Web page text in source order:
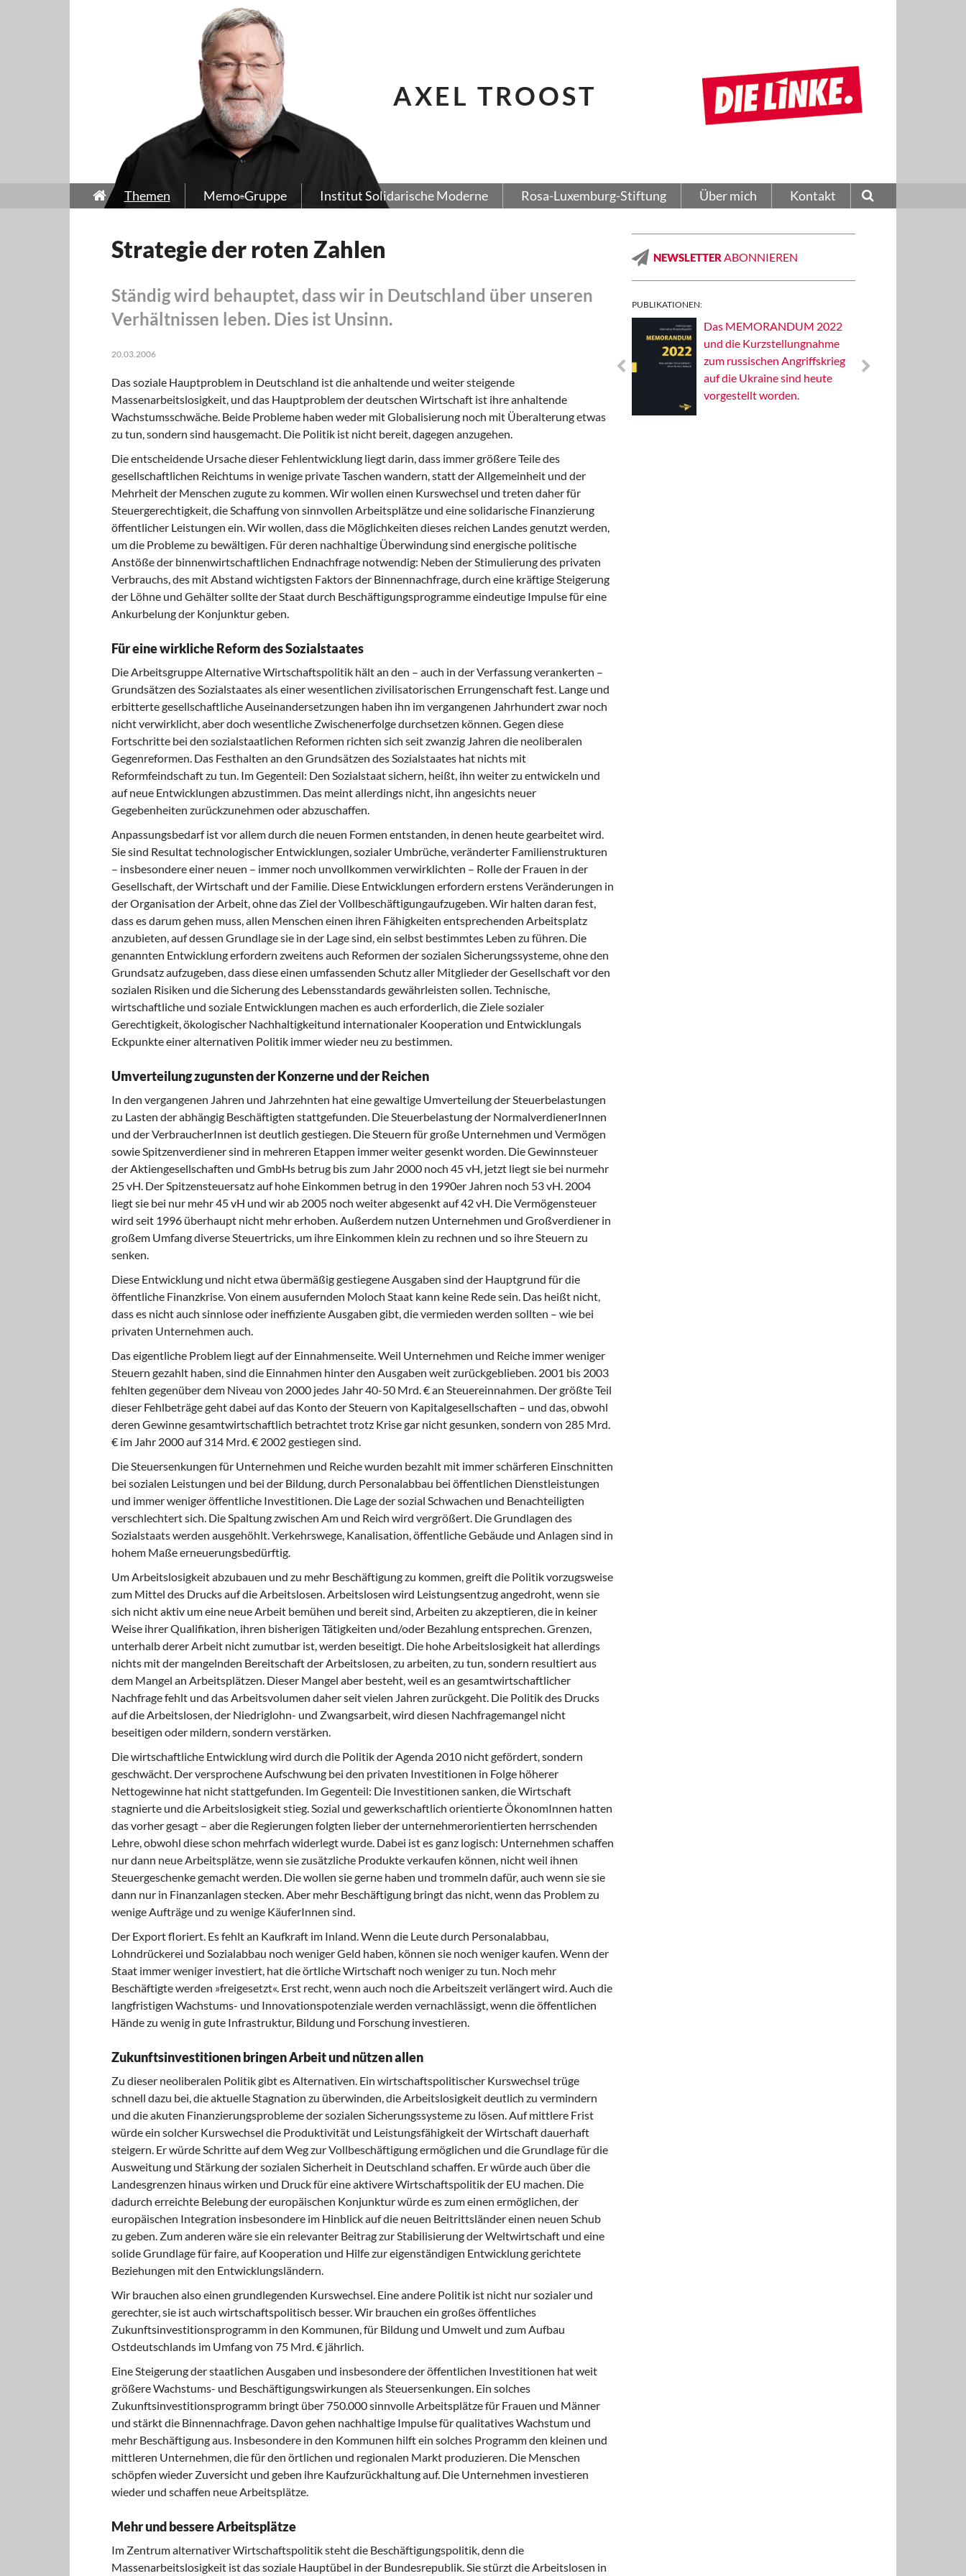
AXEL TROOST
Themen Memo-Gruppe Institut Solidarische Moderne Rosa-Luxemburg-Stiftung Über mich Kontakt
Strategie der roten Zahlen
Ständig wird behauptet, dass wir in Deutschland über unseren
Verhältnissen leben. Dies ist Unsinn.
20.03.2006
Das soziale Hauptproblem in Deutschland ist die anhaltende und weiter steigende
Massenarbeitslosigkeit, und das Hauptproblem der deutschen Wirtschaft ist ihre anhaltende
Wachstumsschwäche. Beide Probleme haben weder mit Globalisierung noch mit Überalterung etwas
zu tun, sondern sind hausgemacht. Die Politik ist nicht bereit, dagegen anzugehen.
Die entscheidende Ursache dieser Fehlentwicklung liegt darin, dass immer größere Teile des
gesellschaftlichen Reichtums in wenige private Taschen wandern, statt der Allgemeinheit und der
Mehrheit der Menschen zugute zu kommen. Wir wollen einen Kurswechsel und treten daher für
Steuergerechtigkeit, die Schaffung von sinnvollen Arbeitsplätze und eine solidarische Finanzierung
öffentlicher Leistungen ein. Wir wollen, dass die Möglichkeiten dieses reichen Landes genutzt werden,
um die Probleme zu bewältigen. Für deren nachhaltige Überwindung sind energische politische
Anstöße der binnenwirtschaftlichen Endnachfrage notwendig: Neben der Stimulierung des privaten
Verbrauchs, des mit Abstand wichtigsten Faktors der Binnennachfrage, durch eine kräftige Steigerung
der Löhne und Gehälter sollte der Staat durch Beschäftigungsprogramme eindeutige Impulse für eine
Ankurbelung der Konjunktur geben.
Für eine wirkliche Reform des Sozialstaates
Die Arbeitsgruppe Alternative Wirtschaftspolitik hält an den – auch in der Verfassung verankerten –
Grundsätzen des Sozialstaates als einer wesentlichen zivilisatorischen Errungenschaft fest. Lange und
erbitterte gesellschaftliche Auseinandersetzungen haben ihn im vergangenen Jahrhundert zwar noch
nicht verwirklicht, aber doch wesentliche Zwischenerfolge durchsetzen können. Gegen diese
Fortschritte bei den sozialstaatlichen Reformen richten sich seit zwanzig Jahren die neoliberalen
Gegenreformen. Das Festhalten an den Grundsätzen des Sozialstaates hat nichts mit
Reformfeindschaft zu tun. Im Gegenteil: Den Sozialstaat sichern, heißt, ihn weiter zu entwickeln und
auf neue Entwicklungen abzustimmen. Das meint allerdings nicht, ihn angesichts neuer
Gegebenheiten zurückzunehmen oder abzuschaffen.
Anpassungsbedarf ist vor allem durch die neuen Formen entstanden, in denen heute gearbeitet wird.
Sie sind Resultat technologischer Entwicklungen, sozialer Umbrüche, veränderter Familienstrukturen
– insbesondere einer neuen – immer noch unvollkommen verwirklichten – Rolle der Frauen in der
Gesellschaft, der Wirtschaft und der Familie. Diese Entwicklungen erfordern erstensVeränderungen in
der Organisation der Arbeit, ohne das Ziel der Vollbeschäftigungaufzugeben. Wir halten daran fest,
dass es darum gehen muss, allen Menschen einen ihren Fähigkeiten entsprechenden Arbeitsplatz
anzubieten, auf dessen Grundlage sie in der Lage sind, ein selbst bestimmtes Leben zu führen. Die
genannten Entwicklung erfordern zweitensauch Reformen der sozialen Sicherungssysteme, ohne den
Grundsatz aufzugeben, dass diese einen umfassenden Schutz aller Mitglieder der Gesellschaft vor den
sozialen Risiken und die Sicherung des Lebensstandards gewährleisten sollen. Technische,
wirtschaftliche und soziale Entwicklungen machen es auch erforderlich, die Ziele sozialer
Gerechtigkeit, ökologischer Nachhaltigkeitund internationaler Kooperation und Entwicklungals
Eckpunkte einer alternativen Politik immer wieder neu zu bestimmen.
Umverteilung zugunsten der Konzerne und der Reichen
In den vergangenen Jahren und Jahrzehnten hat eine gewaltige Umverteilung der Steuerbelastungen
zu Lasten der abhängig Beschäftigten stattgefunden. Die Steuerbelastung der NormalverdienerInnen
und der VerbraucherInnen ist deutlich gestiegen. Die Steuern für große Unternehmen und Vermögen
sowie Spitzenverdiener sind in mehreren Etappen immer weiter gesenkt worden. Die Gewinnsteuer
der Aktiengesellschaften und GmbHs betrug bis zum Jahr 2000 noch 45 vH, jetzt liegt sie bei nurmehr
25 vH. Der Spitzensteuersatz auf hohe Einkommen betrug in den 1990er Jahren noch 53 vH. 2004
liegt sie bei nur mehr 45 vH und wir ab 2005 noch weiter abgesenkt auf 42 vH. Die Vermögensteuer
wird seit 1996 überhaupt nicht mehr erhoben. Außerdem nutzen Unternehmen und Großverdiener in
großem Umfang diverse Steuertricks, um ihre Einkommen klein zu rechnen und so ihre Steuern zu
senken.
Diese Entwicklung und nicht etwa übermäßig gestiegene Ausgaben sind der Hauptgrund für die
öffentliche Finanzkrise. Von einem ausufernden Moloch Staat kann keine Rede sein. Das heißt nicht,
dass es nicht auch sinnlose oder ineffiziente Ausgaben gibt, die vermieden werden sollten – wie bei
privaten Unternehmen auch.
Das eigentliche Problem liegt auf der Einnahmenseite. Weil Unternehmen und Reiche immer weniger
Steuern gezahlt haben, sind die Einnahmen hinter den Ausgaben weit zurückgeblieben. 2001 bis 2003
fehlten gegenüber dem Niveau von 2000 jedes Jahr 40-50 Mrd. € an Steuereinnahmen. Der größte Teil
dieser Fehlbeträge geht dabei auf das Konto der Steuern von Kapitalgesellschaften – und das, obwohl
deren Gewinne gesamtwirtschaftlich betrachtet trotz Krise gar nicht gesunken, sondern von 285 Mrd.
€ im Jahr 2000 auf 314 Mrd. € 2002 gestiegen sind.
Die Steuersenkungen für Unternehmen und Reiche wurden bezahlt mit immer schärferen Einschnitten
bei sozialen Leistungen und bei der Bildung, durch Personalabbau bei öffentlichen Dienstleistungen
und immer weniger öffentliche Investitionen. Die Lage der sozial Schwachen und Benachteiligten
verschlechtert sich. Die Spaltung zwischen Am und Reich wird vergrößert. Die Grundlagen des
Sozialstaats werden ausgehöhlt. Verkehrswege, Kanalisation, öffentliche Gebäude und Anlagen sind in
hohem Maße erneuerungsbedürftig.
Um Arbeitslosigkeit abzubauen und zu mehr Beschäftigung zu kommen, greift die Politik vorzugsweise
zum Mittel des Drucks auf die Arbeitslosen. Arbeitslosen wird Leistungsentzug angedroht, wenn sie
sich nicht aktiv um eine neue Arbeit bemühen und bereit sind, Arbeiten zu akzeptieren, die in keiner
Weise ihrer Qualifikation, ihren bisherigen Tätigkeiten und/oder Bezahlung entsprechen. Grenzen,
unterhalb derer Arbeit nicht zumutbar ist, werden beseitigt. Die hohe Arbeitslosigkeit hat allerdings
nichts mit der mangelnden Bereitschaft der Arbeitslosen, zu arbeiten, zu tun, sondern resultiert aus
dem Mangel an Arbeitsplätzen. Dieser Mangel aber besteht, weil es an gesamtwirtschaftlicher
Nachfrage fehlt und das Arbeitsvolumen daher seit vielen Jahren zurückgeht. Die Politik des Drucks
auf die Arbeitslosen, der Niedriglohn- und Zwangsarbeit, wird diesen Nachfragemangel nicht
beseitigen oder mildern, sondern verstärken.
Die wirtschaftliche Entwicklung wird durch die Politik der Agenda 2010 nicht gefördert, sondern
geschwächt. Der versprochene Aufschwung bei den privaten Investitionen in Folge höherer
Nettogewinne hat nicht stattgefunden. Im Gegenteil: Die Investitionen sanken, die Wirtschaft
stagnierte und die Arbeitslosigkeit stieg. Sozial und gewerkschaftlich orientierte ÖkonomInnen hatten
das vorher gesagt – aber die Regierungen folgten lieber der unternehmerorientierten herrschenden
Lehre, obwohl diese schon mehrfach widerlegt wurde. Dabei ist es ganz logisch: Unternehmen schaffen
nur dann neue Arbeitsplätze, wenn sie zusätzliche Produkte verkaufen können, nicht weil ihnen
Steuergeschenke gemacht werden. Die wollen sie gerne haben und trommeln dafür, auch wenn sie sie
dann nur in Finanzanlagen stecken. Aber mehr Beschäftigung bringt das nicht, wenn das Problem zu
wenige Aufträge und zu wenige KäuferInnen sind.
Der Export floriert. Es fehlt an Kaufkraft im Inland. Wenn die Leute durch Personalabbau,
Lohndrückerei und Sozialabbau noch weniger Geld haben, können sie noch weniger kaufen. Wenn der
Staat immer weniger investiert, hat die örtliche Wirtschaft noch weniger zu tun. Noch mehr
Beschäftigte werden »freigesetzt«. Erst recht, wenn auch noch die Arbeitszeit verlängert wird. Auch die
langfristigen Wachstums- und Innovationspotenziale werden vernachlässigt, wenn die öffentlichen
Hände zu wenig in gute Infrastruktur, Bildung und Forschung investieren.
Zukunftsinvestitionen bringen Arbeit und nützen allen
Zu dieser neoliberalen Politik gibt es Alternativen. Ein wirtschaftspolitischer Kurswechsel trüge
schnell dazu bei, die aktuelle Stagnation zu überwinden, die Arbeitslosigkeit deutlich zu vermindern
und die akuten Finanzierungsprobleme der sozialen Sicherungssysteme zu lösen. Auf mittlere Frist
würde ein solcher Kurswechsel die Produktivität und Leistungsfähigkeit der Wirtschaft dauerhaft
steigern. Er würde Schritte auf dem Weg zur Vollbeschäftigung ermöglichen und die Grundlage für die
Ausweitung und Stärkung der sozialen Sicherheit in Deutschland schaffen. Er würde auch über die
Landesgrenzen hinaus wirken und Druck für eine aktivere Wirtschaftspolitik der EU machen. Die
dadurch erreichte Belebung der europäischen Konjunktur würde es zum einen ermöglichen, der
europäischen Integration insbesondere im Hinblick auf die neuen Beitrittsländer einen neuen Schub
zu geben. Zum anderen wäre sie ein relevanter Beitrag zur Stabilisierung der Weltwirtschaft und eine
solide Grundlage für faire, auf Kooperation und Hilfe zur eigenständigen Entwicklung gerichtete
Beziehungen mit den Entwicklungsländern.
Wir brauchen also einen grundlegenden Kurswechsel. Eine andere Politik ist nicht nur sozialer und
gerechter, sie ist auch wirtschaftspolitisch besser. Wir brauchen ein großes öffentliches
Zukunftsinvestitionsprogramm in den Kommunen, für Bildung und Umwelt und zum Aufbau
Ostdeutschlands im Umfang von 75 Mrd. € jährlich.
Eine Steigerung der staatlichen Ausgaben und insbesondere der öffentlichen Investitionen hat weit
größere Wachstums- und Beschäftigungswirkungen als Steuersenkungen. Ein solches
Zukunftsinvestitionsprogramm bringt über 750.000 sinnvolle Arbeitsplätze für Frauen und Männer
und stärkt die Binnennachfrage. Davon gehen nachhaltige Impulse für qualitatives Wachstum und
mehr Beschäftigung aus. Insbesondere in den Kommunen hilft ein solches Programm den kleinen und
mittleren Unternehmen, die für den örtlichen und regionalen Markt produzieren. Die Menschen
schöpfen wieder Zuversicht und geben ihre Kaufzurückhaltung auf. Die Unternehmen investieren
wieder und schaffen neue Arbeitsplätze.
Mehr und bessere Arbeitsplätze
Im Zentrum alternativer Wirtschaftspolitik steht die Beschäftigungspolitik, denn die
Massenarbeitslosigkeit ist das soziale Hauptübel in der Bundesrepublik. Sie stürzt die Arbeitslosen in
NEWSLETTER ABONNIEREN
PUBLIKATIONEN:
Das MEMORANDUM 2022
und die Kurzstellungnahme
zum russischen Angriffskrieg
auf die Ukraine sind heute
vorgestellt worden.